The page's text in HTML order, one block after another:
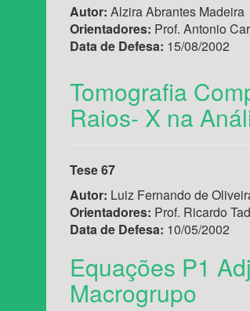
Autor: Alzira Abrantes Madeira
Orientadores: Prof. Antonio
Data de Defesa: 15/08/2002
Tomografia
Raios- X na
Tese 67
Autor: Luiz Fernando de
Orientadores: Prof. Ricardo
Data de Defesa: 10/05/2002
Equações P1
Macrogrupo